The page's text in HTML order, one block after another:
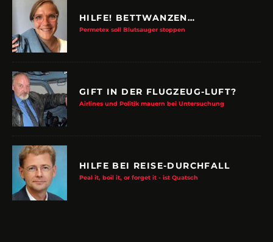
HILFE! BETTWANZEN…
Permetex soll Blutsauger stoppen
GIFT IN DER FLUGZEUG-LUFT?
Airlines und Politik mauern bei Untersuchung
HILFE BEI REISE-DURCHFALL
Peal it, boil it, or forget it - ist Quatsch